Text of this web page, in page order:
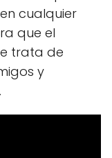
cualquier
que el
trata de
y